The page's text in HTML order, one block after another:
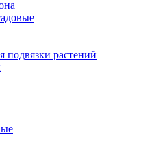
подвязки растений